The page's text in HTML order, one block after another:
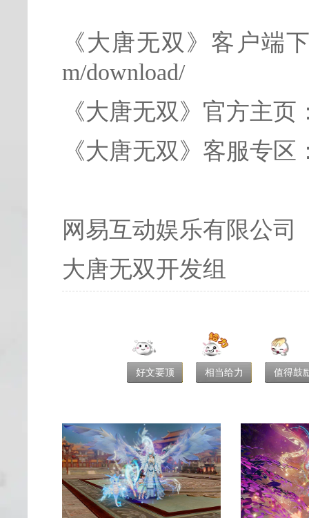
《大唐无双》客户端
m/download/
《大唐无双》官方主页
《大唐无双》客服专区
网易互动娱乐有限公司
大唐无双开发组
好文要顶 相当给力 值得鼓